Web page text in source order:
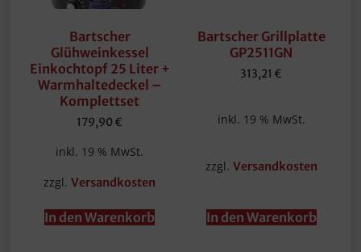
Bartscher
Glühweinkessel
Einkochtopf 25 Liter +
Warmhaltedeckel –
Komplettset
179,90 €
inkl. 19 % MwSt.
zzgl.Versandkosten
In den Warenkorb
Bartscher Grillplatte
GP2511GN
313,21 €
inkl. 19 % MwSt.
zzgl. Versandkosten
In den Warenkorb